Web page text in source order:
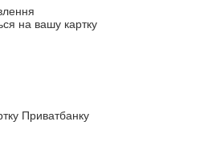
на вашу картку
Приватбанку